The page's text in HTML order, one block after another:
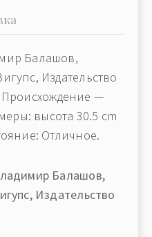
Балашов,
Издательство
Происхождение —
высота 30.5 cm
Отличное.
Балашов,
Издательство